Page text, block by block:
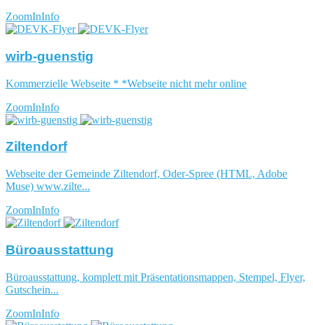
ZoomInInfo
wirb-guenstig
Kommerzielle Webseite * *Webseite nicht mehr online
ZoomInInfo
Ziltendorf
Webseite der Gemeinde Ziltendorf, Oder-Spree (HTML, Adobe
Muse) www.zilte...
ZoomInInfo
Büroausstattung
Büroausstattung, komplett mit Präsentationsmappen, Stempel, Flyer,
Gutschein...
ZoomInInfo